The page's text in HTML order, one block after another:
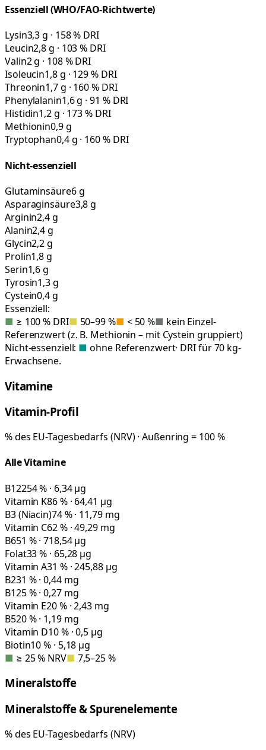
Essenziell (WHO/FAO-Richtwerte)
Lysin3,3 g · 158 % DRI
Leucin2,8 g · 103 % DRI
Valin2 g · 108 % DRI
Isoleucin1,8 g · 129 % DRI
Threonin1,7 g · 160 % DRI
Phenylalanin1,6 g · 91 % DRI
Histidin1,2 g · 173 % DRI
Methionin0,9 g
Tryptophan0,4 g · 160 % DRI
Nicht-essenziell
Glutaminsäure6 g
Asparaginsäure3,8 g
Arginin2,4 g
Alanin2,4 g
Glycin2,2 g
Prolin1,8 g
Serin1,6 g
Tyrosin1,3 g
Cystein0,4 g
Essenziell:
■ ≥ 100 % DRI■ 50–99 %■ < 50 %■ kein Einzel-
Referenzwert (z. B. Methionin – mit Cystein gruppiert)
Nicht-essenziell: ■ ohne Referenzwert· DRI für 70 kg-
Erwachsene.
Vitamine
Vitamin-Profil
% des EU-Tagesbedarfs (NRV) · Außenring = 100 %
Alle Vitamine
B12254 % · 6,34 µg
Vitamin K86 % · 64,41 µg
B3 (Niacin)74 % · 11,79 mg
Vitamin C62 % · 49,29 mg
B651 % · 718,54 µg
Folat33 % · 65,28 µg
Vitamin A31 % · 245,88 µg
B231 % · 0,44 mg
B125 % · 0,27 mg
Vitamin E20 % · 2,43 mg
B520 % · 1,19 mg
Vitamin D10 % · 0,5 µg
Biotin10 % · 5,18 µg
■ ≥ 25 % NRV■ 7,5–25 %
Mineralstoffe
Mineralstoffe & Spurenelemente
% des EU-Tagesbedarfs (NRV)